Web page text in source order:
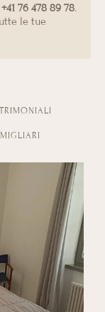
+41 76 478 89 78.
le tue